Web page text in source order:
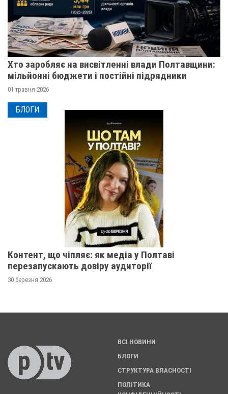
Хто заробляє на висвітленні влади Полтавщини:
мільйонні бюджети і постійні підрядники
01 травня 2026
БЛОГИ
Контент, що чіпляє: як медіа у Полтаві
перезапускають довіру аудиторії
30 березня 2026
ВСІ НОВИНИ
БЛОГИ
СТРУКТУРА ВЛАСНОСТІ
ПОЛІТИКА